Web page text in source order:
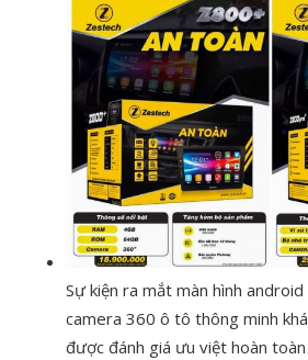
Sự kiện ra mắt màn hình
camera 360 ô tô thông minh
được đánh giá ưu việt hoàn toàn